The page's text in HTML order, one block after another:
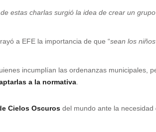
estas charlas surgió la idea de crear un
a EFE la importancia de que “sean los
incumplían las ordenanzas municipales,
a la normativa
Cielos Oscuros del mundo ante la